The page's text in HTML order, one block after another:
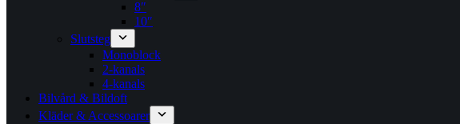
8″
10″
Slutsteg
Monoblock
2-kanals
4-kanals
Bilvård & Bildoft
Kläder & Accessoarer